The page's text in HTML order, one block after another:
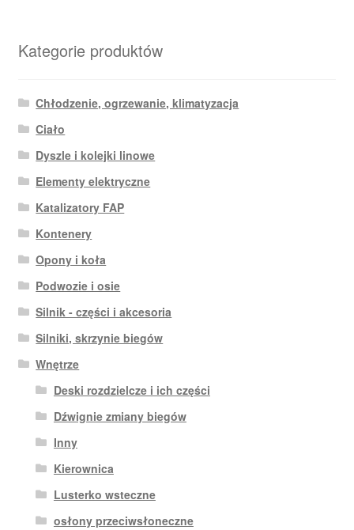
Kategorie produktów
Chłodzenie, ogrzewanie, klimatyzacja
Ciało
Dyszle i kolejki linowe
Elementy elektryczne
Katalizatory FAP
Kontenery
Opony i koła
Podwozie i osie
Silnik - części i akcesoria
Silniki, skrzynie biegów
Wnętrze
Deski rozdzielcze i ich części
Dźwignie zmiany biegów
Inny
Kierownica
Lusterko wsteczne
osłony przeciwsłoneczne